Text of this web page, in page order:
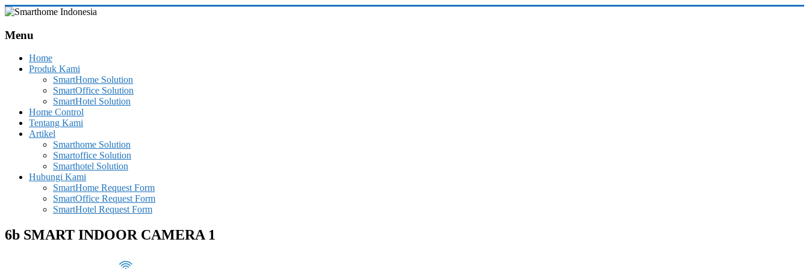
Skip
content
Indonesia
Leading
System
Consultant
Home,
Office
Automation
Menu
Home
Produk Kami
SmartHome Solution
SmartOffice Solution
SmartHotel Solution
Home Control
Tentang Kami
Artikel
Smarthome Solution
Smartoffice Solution
Smarthotel Solution
Hubungi Kami
SmartHome Request Form
SmartOffice Request Form
SmartHotel Request Form
6b SMART INDOOR CAMERA 1